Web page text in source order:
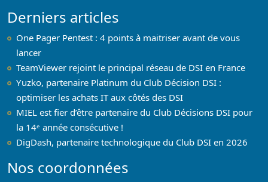
Derniers articles
One Pager Pentest : 4 points à maitriser avant de vous
lancer
TeamViewer rejoint le principal réseau de DSI en France
Yuzko, partenaire Platinum du Club Décision DSI :
optimiser les achats IT aux côtés des DSI
MIEL est fier d’être partenaire du Club Décisions DSI pour
la 14ᵉ année consécutive !
DigDash, partenaire technologique du Club DSI en 2026
Nos coordonnées